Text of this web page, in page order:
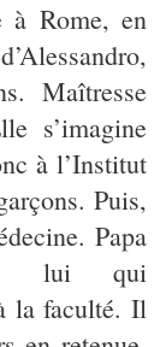
à Rome, en
Maîtresse
s’imagine
à l’Institut
Puis,
Papa
lui qui
la faculté. Il